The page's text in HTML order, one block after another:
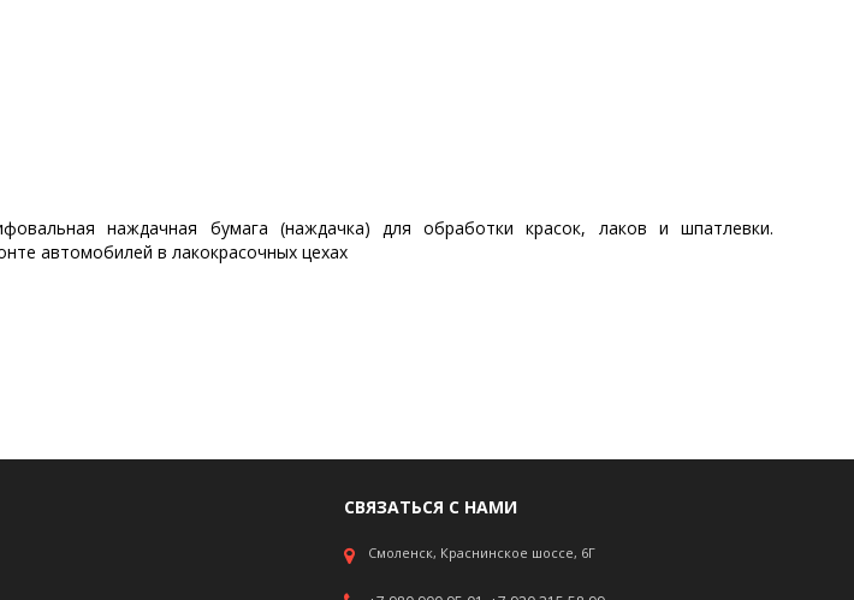
наждачная бумага (наждачка) для обработки красок, лаков и шпатлевки.
автомобилей в лакокрасочных цехах
СВЯЗАТЬСЯ С НАМИ
Смоленск, Краснинское шоссе, 6Г